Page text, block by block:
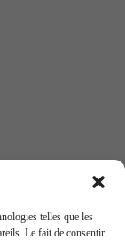
telles que les
Le fait de consentir